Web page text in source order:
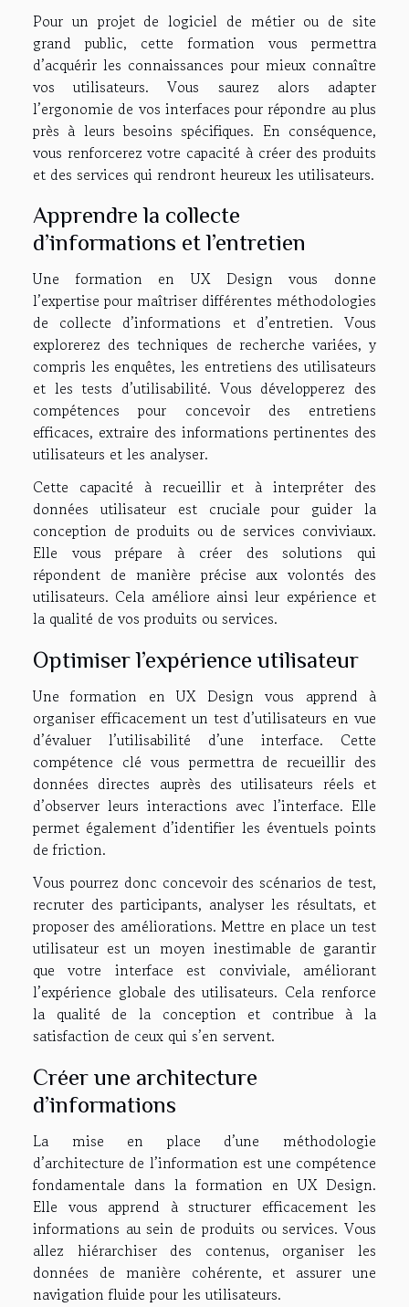
Pour un projet de logiciel de métier ou de site
grand public, cette formation vous permettra
d’acquérir les connaissances pour mieux connaître
vos utilisateurs. Vous saurez alors adapter
l’ergonomie de vos interfaces pour répondre au plus
près à leurs besoins spécifiques. En conséquence,
vous renforcerez votre capacité à créer des produits
et des services qui rendront heureux les utilisateurs.
Apprendre la collecte
d’informations et l’entretien
Une formation en UX Design vous donne
l’expertise pour maîtriser différentes méthodologies
de collecte d’informations et d’entretien. Vous
explorerez des techniques de recherche variées, y
compris les enquêtes, les entretiens des utilisateurs
et les tests d’utilisabilité. Vous développerez des
compétences pour concevoir des entretiens
efficaces, extraire des informations pertinentes des
utilisateurs et les analyser.
Cette capacité à recueillir et à interpréter des
données utilisateur est cruciale pour guider la
conception de produits ou de services conviviaux.
Elle vous prépare à créer des solutions qui
répondent de manière précise aux volontés des
utilisateurs. Cela améliore ainsi leur expérience et
la qualité de vos produits ou services.
Optimiser l’expérience utilisateur
Une formation en UX Design vous apprend à
organiser efficacement un test d’utilisateurs en vue
d’évaluer l’utilisabilité d’une interface. Cette
compétence clé vous permettra de recueillir des
données directes auprès des utilisateurs réels et
d’observer leurs interactions avec l’interface. Elle
permet également d’identifier les éventuels points
de friction.
Vous pourrez donc concevoir des scénarios de test,
recruter des participants, analyser les résultats, et
proposer des améliorations. Mettre en place un test
utilisateur est un moyen inestimable de garantir
que votre interface est conviviale, améliorant
l’expérience globale des utilisateurs. Cela renforce
la qualité de la conception et contribue à la
satisfaction de ceux qui s’en servent.
Créer une architecture
d’informations
La mise en place d’une méthodologie
d’architecture de l’information est une compétence
fondamentale dans la formation en UX Design.
Elle vous apprend à structurer efficacement les
informations au sein de produits ou services. Vous
allez hiérarchiser des contenus, organiser les
données de manière cohérente, et assurer une
navigation fluide pour les utilisateurs.